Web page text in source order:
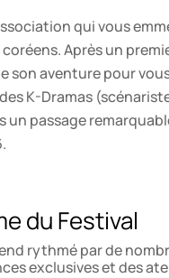
qui vous
Après un
son aventure pour
K-Dramas
un passage
du Festival
rythmé par de
exclusives et des